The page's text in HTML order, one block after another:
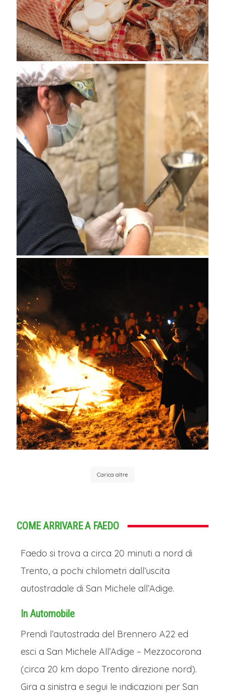
Carica altre
COME ARRIVARE A FAEDO
Faedo si trova a circa 20 minuti a nord di
Trento, a pochi chilometri dall’uscita
autostradale di San Michele all’Adige.
In Automobile
Prendi l’autostrada del Brennero A22 ed
esci a San Michele All’Adige – Mezzocorona
(circa 20 km dopo Trento direzione nord).
Gira a sinistra e segui le indicazioni per San